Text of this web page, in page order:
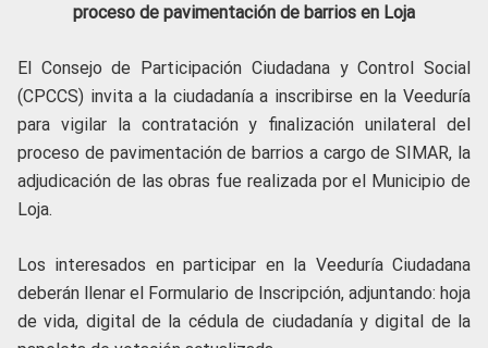
proceso de pavimentación de barrios en Loja
El Consejo de Participación Ciudadana y Control Social
(CPCCS) invita a la ciudadanía a inscribirse en la Veeduría
para vigilar la contratación y finalización unilateral del
proceso de pavimentación de barrios a cargo de SIMAR, la
adjudicación de las obras fue realizada por el Municipio de
Loja.
Los interesados en participar en la Veeduría Ciudadana
deberán llenar el Formulario de Inscripción, adjuntando: hoja
de vida, digital de la cédula de ciudadanía y digital de la